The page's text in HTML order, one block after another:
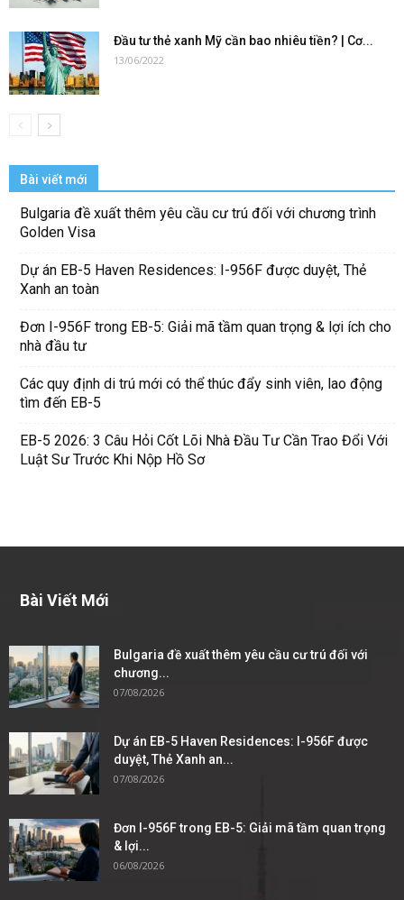
Đầu tư thẻ xanh Mỹ cần bao nhiêu tiền? | Cơ...
13/06/2022
Bài viết mới
Bulgaria đề xuất thêm yêu cầu cư trú đối với chương trình
Golden Visa
Dự án EB-5 Haven Residences: I-956F được duyệt, Thẻ
Xanh an toàn
Đơn I-956F trong EB-5: Giải mã tầm quan trọng & lợi ích cho
nhà đầu tư
Các quy định di trú mới có thể thúc đẩy sinh viên, lao động
tìm đến EB-5
EB-5 2026: 3 Câu Hỏi Cốt Lõi Nhà Đầu Tư Cần Trao Đổi Với
Luật Sư Trước Khi Nộp Hồ Sơ
Bài Viết Mới
Bulgaria đề xuất thêm yêu cầu cư trú đối với
chương...
07/08/2026
Dự án EB-5 Haven Residences: I-956F được
duyệt, Thẻ Xanh an...
07/08/2026
Đơn I-956F trong EB-5: Giải mã tầm quan trọng
& lợi...
06/08/2026